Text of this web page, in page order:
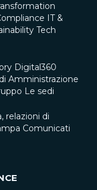
IT &
Tech
Digital360
Amministrazione
Le sedi
relazioni di
Comunicati